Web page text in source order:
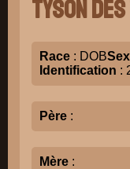
TYSON
Race : DOB
Identification :
Père :
Mère :